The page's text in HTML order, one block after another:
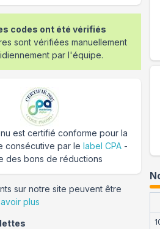
codes ont été vérifiés
sont vérifiées manuellement
par l'équipe.
est certifié conforme pour la
consécutive par le label CPA-
des bons de réductions
sur notre site peuvent être
plus